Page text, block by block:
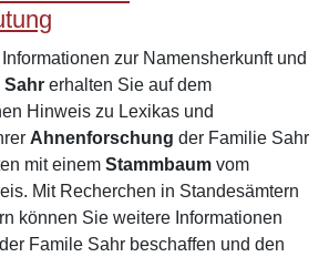
zur Namensherkunft und
Sahr erhalten Sie auf dem
Hinweis zu Lexikas und
Ahnenforschung der Familie Sahr
mit einem Stammbaum vom
Mit Recherchen in Standesämtern
können Sie weitere Informationen
Famile Sahr beschaffen und den